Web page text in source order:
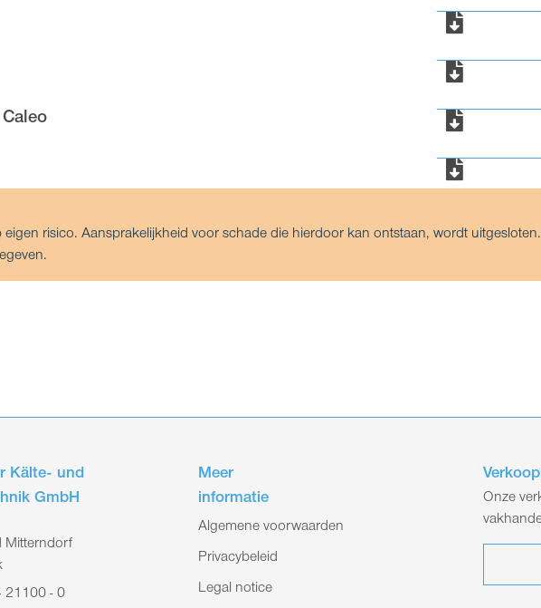
risico. Aansprakelijkheid voor schade die hierdoor kan ontstaan, wordt
Kälte- und
GmbH
Mitterndorf
21100 - 0
Meer
informatie
Algemene voorwaarden
Privacybeleid
Legal notice
Onze